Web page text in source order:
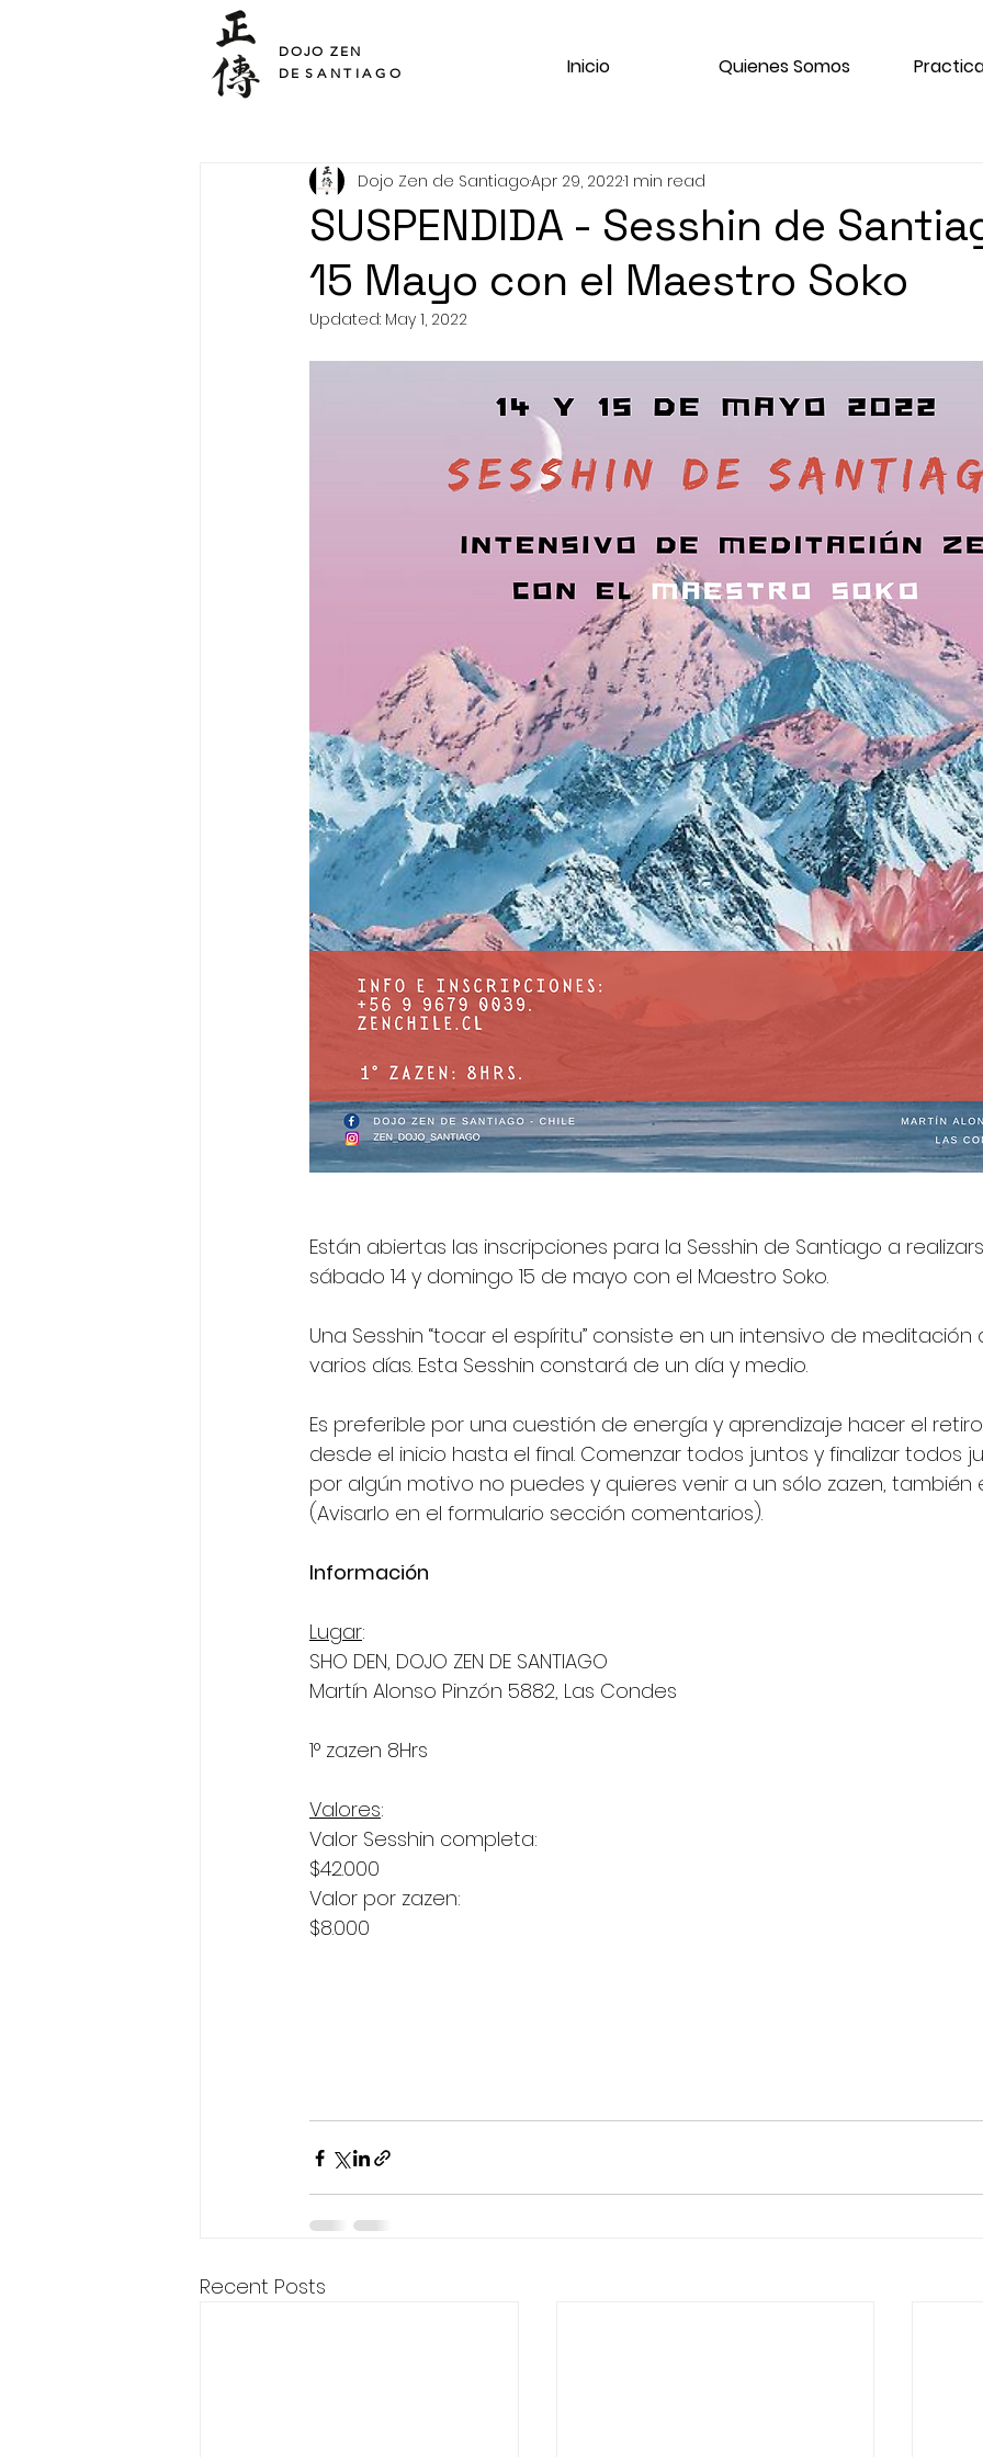
DOJO ZEN
DESANTIAGO Inicio Quienes Somos
SUSPENDIDA - Sesshin de
15 Mayo con el Maestro Soko
Dojo Zen de SantiagoApr 29, 20221 min read
Updated: May 1, 2022
Están abiertas las inscripciones para la Sesshin de Santiago a
sábado 14 y domingo 15 de mayo con el Maestro Soko.
Una Sesshin “tocar el espíritu” consiste en un intensivo de meditación
varios días. Esta Sesshin constará de un día y medio.
Es preferible por una cuestión de energía y aprendizaje hacer el
desde el inicio hasta el final. Comenzar todos juntos y finalizar todos
por algún motivo no puedes y quieres venir a un sólo zazen, también
(Avisarlo en el formulario sección comentarios).
Información
Lugar:
SHO DEN, DOJO ZEN DE SANTIAGO
Martín Alonso Pinzón 5882, Las Condes
1° zazen 8Hrs
Valores:
Valor Sesshin completa:
$42.000
Valor por zazen:
$8.000
Recent Posts